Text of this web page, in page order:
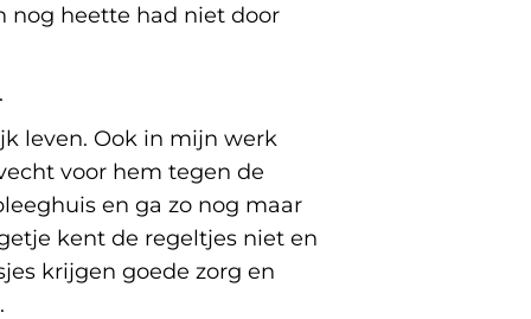
nog heette had niet door
leven. Ook in mijn werk
voor hem tegen de
en ga zo nog maar
kent de regeltjes niet en
krijgen goede zorg en